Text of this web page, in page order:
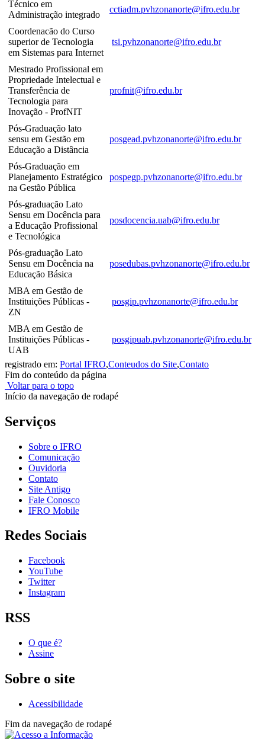
Técnico em
Administração integrado
cctiadm.pvhzonanorte@ifro.edu.br
Coordenacão do Curso
superior de Tecnologia
em Sistemas para Internet
tsi.pvhzonanorte@ifro.edu.br
Mestrado Profissional em
Propriedade Intelectual e
Transferência de
Tecnologia para
Inovação - ProfNIT
profnit@ifro.edu.br
Pós-Graduação lato
sensu em Gestão em
Educação a Distância
posgead.pvhzonanorte@ifro.edu.br
Pós-Graduação em
Planejamento Estratégico
na Gestão Pública
pospegp.pvhzonanorte@ifro.edu.br
Pós-graduação Lato
Sensu em Docência para
a Educação Profissional
e Tecnológica
posdocencia.uab@ifro.edu.br
Pós-graduação Lato
Sensu em Docência na
Educação Básica
posedubas.pvhzonanorte@ifro.edu.br
MBA em Gestão de
Instituições Públicas -
ZN
posgip.pvhzonanorte@ifro.edu.br
MBA em Gestão de
Instituições Públicas -
UAB
posgipuab.pvhzonanorte@ifro.edu.br
registrado em: Portal IFRO,Conteudos do Site,Contato
Fim do conteúdo da página
Voltar para o topo
Início da navegação de rodapé
Serviços
Sobre o IFRO
Comunicação
Ouvidoria
Contato
Site Antigo
Fale Conosco
IFRO Mobile
Redes Sociais
Facebook
YouTube
Twitter
Instagram
RSS
O que é?
Assine
Sobre o site
Acessibilidade
Fim da navegação de rodapé